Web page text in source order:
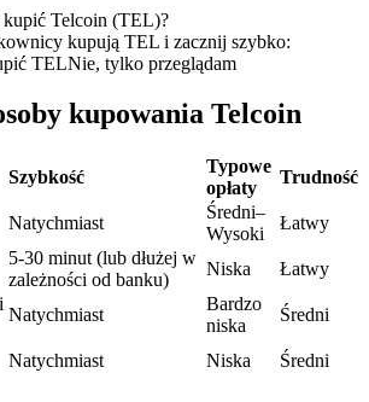
na USDC
wykorzystujące USDC jako zabezpieczenie
traderów
kupić Telcoin (TEL)?
kupują TEL i zacznij szybko:
TELNie, tylko przeglądam
kupowania Telcoin
Szybkość
Typowe
opłaty
Trudność
Natychmiast
Średni–
Wysoki
Łatwy
5-30 minut (lub dłużej w
zależności od banku)
Niska
Łatwy
Natychmiast
Bardzo
niska
Średni
Natychmiast Niska Średni